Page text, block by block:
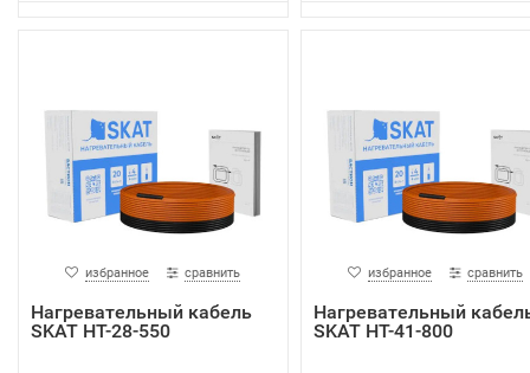
избранное сравнить
Нагревательный кабель
SKAT HT-28-550
избранное сравнить
Нагревательный
SKAT HT-41-800